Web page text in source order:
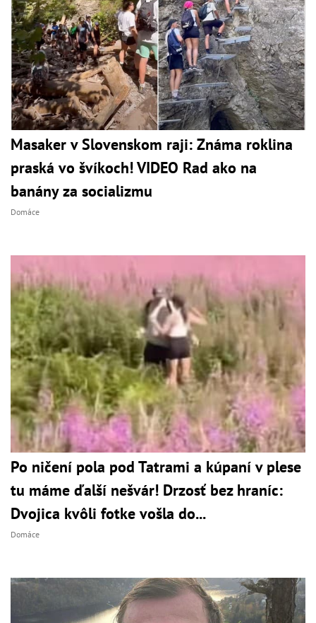
Masaker v Slovenskom raji: Známa roklina
praská vo švíkoch! VIDEO Rad ako na
banány za socializmu
Domáce
Po ničení pola pod Tatrami a kúpaní v plese
tu máme ďalší nešvár! Drzosť bez hraníc:
Dvojica kvôli fotke vošla do...
Domáce